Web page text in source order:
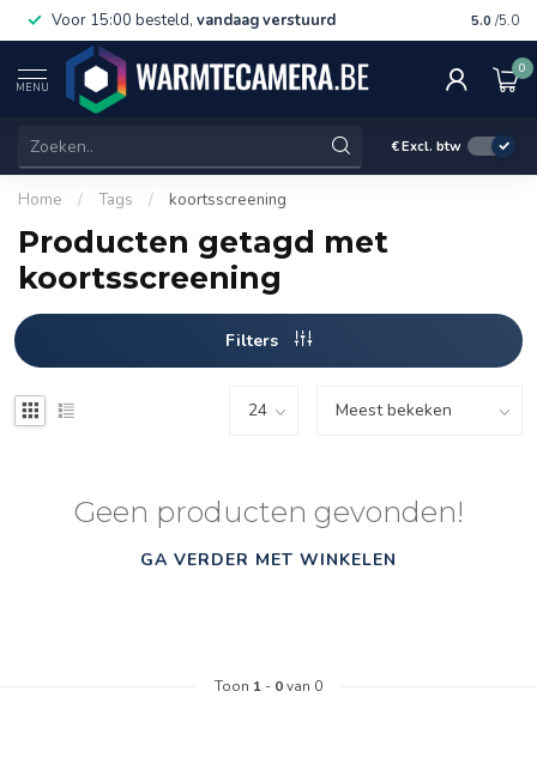
Voor 15:00 besteld, vandaag verstuurd Gratis
5.0 /5.0
MENU
0
€Excl. btw
Home / Tags / koortsscreening
Producten getagd met
koortsscreening
Filters
Geen producten gevonden!
GA VERDER MET WINKELEN
Toon 1 - 0van 0